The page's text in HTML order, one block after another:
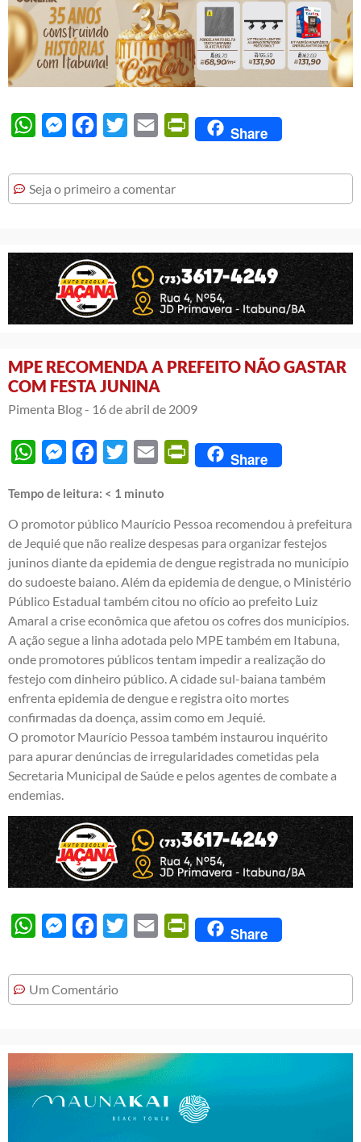
WhatsAppMessengerFacebook
Twitter Email PrintFriendly
Share
Seja o primeiro a comentar
MPE RECOMENDA A PREFEITO NÃO GASTAR
COM FESTA JUNINA
Pimenta Blog - 16 de abril de 2009
WhatsAppMessengerFacebook
Twitter Email PrintFriendly
Share
Tempo de leitura: < 1 minuto
O promotor público Maurício Pessoa recomendou à prefeitura
de Jequié que não realize despesas para organizar festejos
juninos diante da epidemia de dengue registrada no município
do sudoeste baiano. Além da epidemia de dengue, o Ministério
Público Estadual também citou no ofício ao prefeito Luiz
Amaral a crise econômica que afetou os cofres dos municípios.
A ação segue a linha adotada pelo MPE também em Itabuna,
onde promotores públicos tentam impedir a realização do
festejo com dinheiro público. A cidade sul-baiana também
enfrenta epidemia de dengue e registra oito mortes
confirmadas da doença, assim como em Jequié.
O promotor Maurício Pessoa também instaurou inquérito
para apurar denúncias de irregularidades cometidas pela
Secretaria Municipal de Saúde e pelos agentes de combate a
endemias.
WhatsAppMessengerFacebook
Twitter Email PrintFriendly
Share
Um Comentário